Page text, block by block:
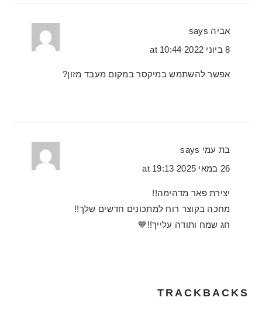
אביה says
8 ביוני 2022 at 10:44
אפשר להשתמש במיקסר במקום מעבד מזון?
בת עמי says
26 במאי 2025 at 19:13
יצירת פאר מדהימה!!
מחכה בקוצר רוח למתכונים חדשים שלך!!
חג שמח ותודה עלייך!!💙
TRACKBACKS